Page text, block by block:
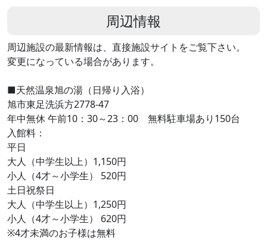
周辺情報
周辺施設の最新情報は、直接施設サイトをご覧下さい。
変更になっている場合があります。
■天然温泉旭の湯（日帰り入浴）
旭市東足洗浜方2778-47
年中無休 午前10：30～23：00 無料駐車場あり150台
入館料：
平日
大人（中学生以上）1,150円
小人（4才～小学生） 520円
土日祝祭日
大人（中学生以上）1,250円
小人（4才～小学生） 620円
※4才未満のお子様は無料